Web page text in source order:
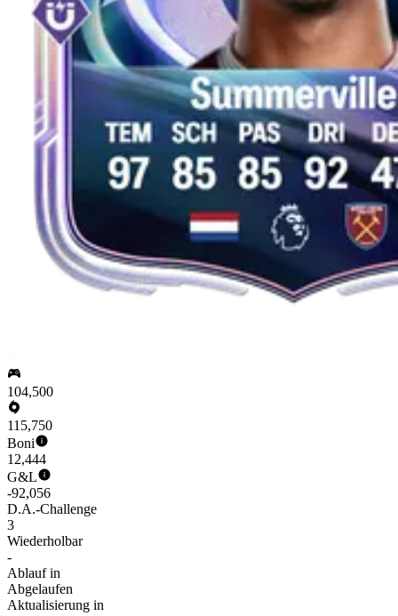
104,500
115,750
Boni
12,444
G&L
-92,056
D.A.-Challenge
3
Wiederholbar
-
Ablauf in
Abgelaufen
Aktualisierung in